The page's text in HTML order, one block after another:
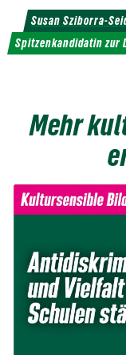
Weiter
zum
Inhalt
Susan Sziborra-
Spitzenkandidatin zur
Mehr